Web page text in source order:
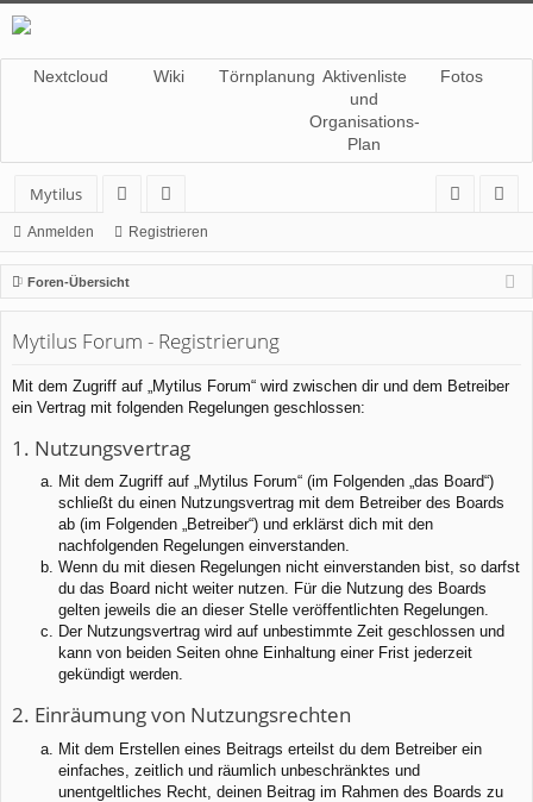
Nextcloud Wiki Törnplanung Aktivenliste
und
Organisations-
Plan
Fotos
Mytilus
or
en
itg
lie
de
r
m
el
n
ist
rie
n
Anmelden Registrieren
Foren-Übersicht
Mytilus Forum - Registrierung
Mit dem Zugriff auf „Mytilus Forum“ wird zwischen dir und dem Betreiber
ein Vertrag mit folgenden Regelungen geschlossen:
1. Nutzungsvertrag
Mit dem Zugriff auf „Mytilus Forum“ (im Folgenden „das Board“)
schließt du einen Nutzungsvertrag mit dem Betreiber des Boards
ab (im Folgenden „Betreiber“) und erklärst dich mit den
nachfolgenden Regelungen einverstanden.
Wenn du mit diesen Regelungen nicht einverstanden bist, so darfst
du das Board nicht weiter nutzen. Für die Nutzung des Boards
gelten jeweils die an dieser Stelle veröffentlichten Regelungen.
Der Nutzungsvertrag wird auf unbestimmte Zeit geschlossen und
kann von beiden Seiten ohne Einhaltung einer Frist jederzeit
gekündigt werden.
2. Einräumung von Nutzungsrechten
Mit dem Erstellen eines Beitrags erteilst du dem Betreiber ein
einfaches, zeitlich und räumlich unbeschränktes und
unentgeltliches Recht, deinen Beitrag im Rahmen des Boards zu